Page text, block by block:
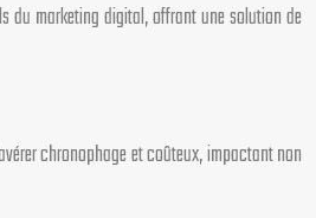
du marketing digital, offrant une solution de
chronophage et coûteux, impactant non